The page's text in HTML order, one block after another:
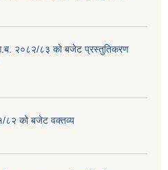
आ.ब. २०८२/८३ को बजेट प्रस्तुतिकरण
८२ को बजेट वक्तव्य